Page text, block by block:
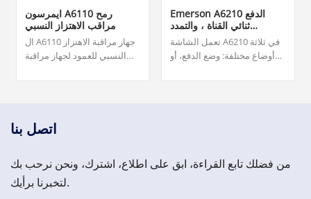
ايمرسون A6110 رمح
مراقب الاهتزاز النسبي
ال A6110 جهاز مراقبة الاهتزاز
النسبي للعمود لجهاز مراقبة
تصميم جهاز مراقبة الاهتزاز
Emerson A6210 الدفع
ثنائي القناة ، والتمدد
التفاضلي ، ومراقب سقوط
القضيب
تعمل الشاشة A6210 في ثلاثة
أوضاع مختلفة: وضع الدفع، أو
القضيب. 2,500.00 دولار
اتصل بنا
من فضلك تابع القراءة، ابق على اطلاع، اشترك، ونحن نرحب بك
لتخبرنا برأيك.